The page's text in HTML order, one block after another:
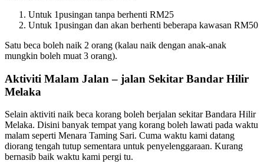
Untuk 1pusingan tanpa berhenti RM25
Untuk 1pusingan dan akan berhenti beberapa kawasan RM50
Satu beca boleh naik 2 orang (kalau naik dengan anak-anak
mungkin boleh muat 3 orang).
Aktiviti Malam Jalan – jalan Sekitar Bandar Hilir
Melaka
Selain aktiviti naik beca korang boleh berjalan sekitar Bandara Hilir
Melaka. Disini banyak tempat yang korang boleh lawati pada waktu
malam seperti Menara Taming Sari. Cuma waktu kami datang
diorang tengah tutup sementara untuk penyelenggaraan. Kurang
bernasib baik waktu kami pergi tu.